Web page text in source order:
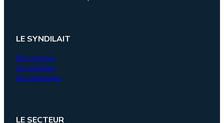
LE SYNDILAIT
Nos missions
Les membres
Nos partenaires
LE SECTEUR